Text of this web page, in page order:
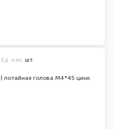
голова М4*45 цинк
Ед. изм. шт.